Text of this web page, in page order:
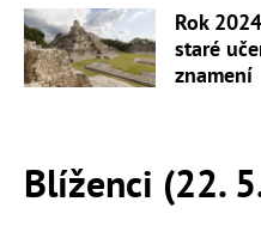
Rok
staré
znamení
Blíženci (22.